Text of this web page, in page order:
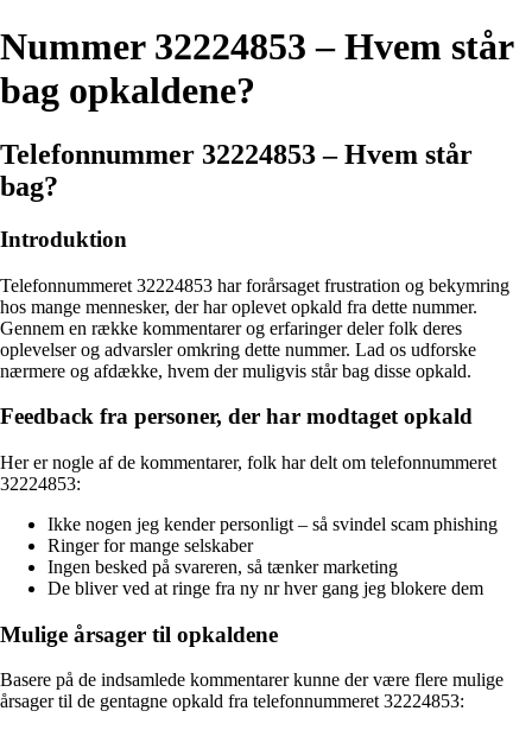
Nummer 32224853 – Hvem står
bag opkaldene?
Telefonnummer 32224853 – Hvem står
bag?
Introduktion
Telefonnummeret 32224853 har forårsaget frustration og bekymring
hos mange mennesker, der har oplevet opkald fra dette nummer.
Gennem en række kommentarer og erfaringer deler folk deres
oplevelser og advarsler omkring dette nummer. Lad os udforske
nærmere og afdække, hvem der muligvis står bag disse opkald.
Feedback fra personer, der har modtaget opkald
Her er nogle af de kommentarer, folk har delt om telefonnummeret
32224853:
Ikke nogen jeg kender personligt – så svindel scam phishing
Ringer for mange selskaber
Ingen besked på svareren, så tænker marketing
De bliver ved at ringe fra ny nr hver gang jeg blokere dem
Mulige årsager til opkaldene
Basere på de indsamlede kommentarer kunne der være flere mulige
årsager til de gentagne opkald fra telefonnummeret 32224853: